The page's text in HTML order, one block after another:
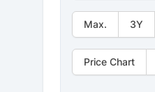
Max. 3Y
Price Chart